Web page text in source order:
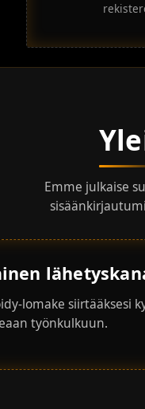
Emme julkaise
lomake siirtääksesi
työnkulkuun.